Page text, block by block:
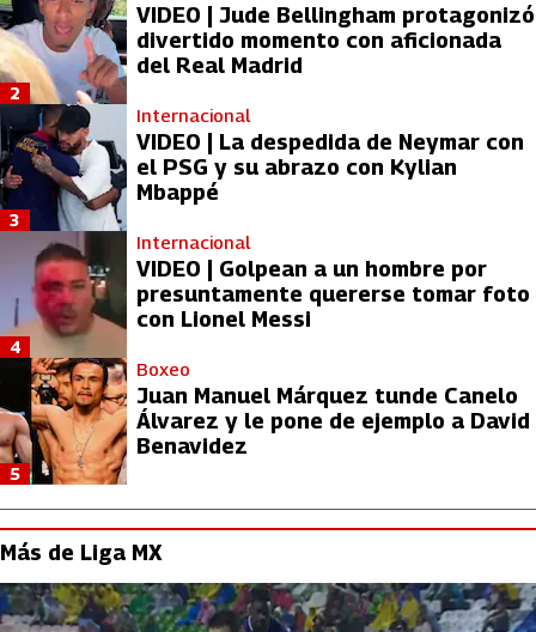
VIDEO | Jude Bellingham protagonizó
divertido momento con aficionada
del Real Madrid
2
Internacional
VIDEO | La despedida de Neymar con
el PSG y su abrazo con Kylian
Mbappé
3
Internacional
VIDEO | Golpean a un hombre por
presuntamente quererse tomar foto
con Lionel Messi
4
Boxeo
Juan Manuel Márquez tunde Canelo
Álvarez y le pone de ejemplo a David
Benavidez
5
Más de Liga MX